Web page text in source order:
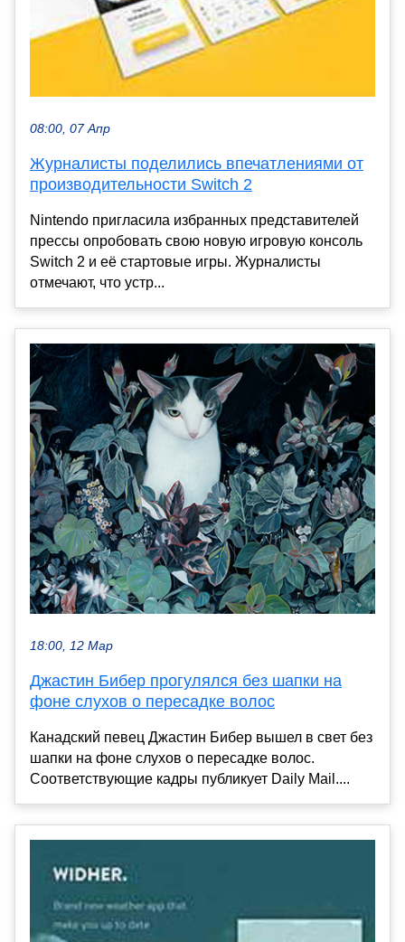
08:00, 07 Апр
Журналисты поделились впечатлениями от
производительности Switch 2
Nintendo пригласила избранных представителей
прессы опробовать свою новую игровую консоль
Switch 2 и её стартовые игры. Журналисты
отмечают, что устр...
18:00, 12 Мар
Джастин Бибер прогулялся без шапки на
фоне слухов о пересадке волос
Канадский певец Джастин Бибер вышел в свет без
шапки на фоне слухов о пересадке волос.
Соответствующие кадры публикует Daily Mail....